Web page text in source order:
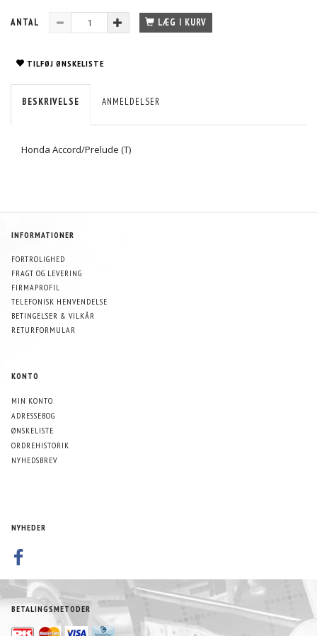
ANTAL LÆG I KURV
TILFØJ ØNSKELISTE
BESKRIVELSE ANMELDELSER
Honda Accord/Prelude (T)
INFORMATIONER
FORTROLIGHED
FRAGT OG LEVERING
FIRMAPROFIL
TELEFONISK HENVENDELSE
BETINGELSER & VILKÅR
RETURFORMULAR
KONTO
MIN KONTO
ADRESSEBOG
ØNSKELISTE
ORDREHISTORIK
NYHEDSBREV
NYHEDER
BETALINGSMETODER